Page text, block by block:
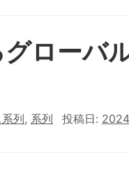
ローバ
列, 系列 投稿日: